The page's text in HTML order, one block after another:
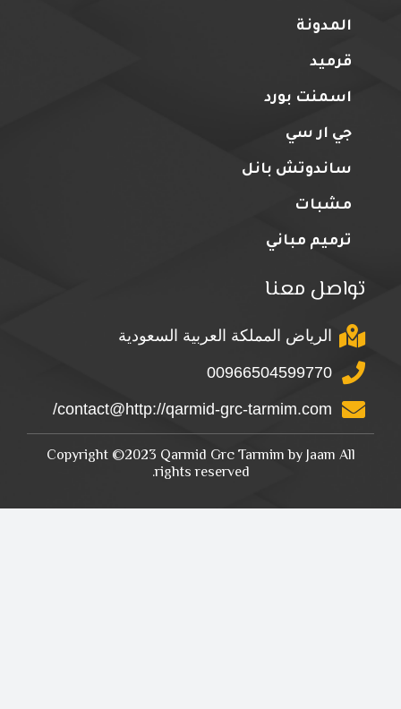
المدونة
قرميد
اسمنت بورد
جي ار سي
ساندوتش بانل
مشبات
ترميم مباني
تواصل معنا
الرياض المملكة العربية السعودية
00966504599770
contact@http://qarmid-grc-tarmim.com/
Copyright ©2023 Qarmid Grc Tarmim by Jaam All
rights reserved.